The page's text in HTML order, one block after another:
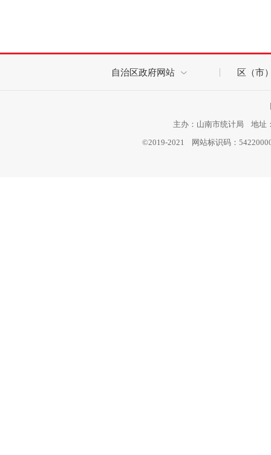
自治区政府网站 区（市
主办：山南市统计局 地址
©2019-2021 网站标识码：